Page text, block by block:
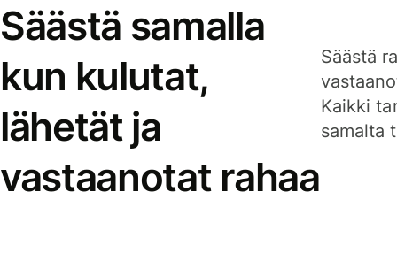
Säästä samalla
kun kulutat,
lähetät ja
vastaanotat rahaa
Säästä
Kaikki
samalta